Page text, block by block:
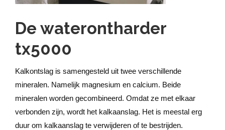
De waterontharder
tx5000
Kalkontslag is samengesteld uit twee verschillende
mineralen. Namelijk magnesium en calcium. Beide
mineralen worden gecombineerd. Omdat ze met elkaar
verbonden zijn, wordt het kalkaanslag. Het is meestal erg
duur om kalkaanslag te verwijderen of te bestrijden.